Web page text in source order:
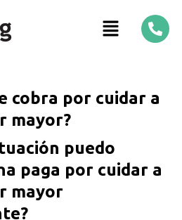
cobra por cuidar a
mayor?
puedo
paga por cuidar a
mayor